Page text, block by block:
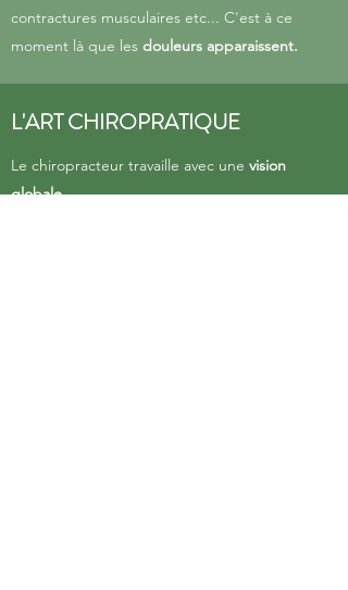
contractures musculaires etc... C'est à ce
moment là que les douleurs apparaissent.
L'ART CHIROPRATIQUE
Le chiropracteur travaille avec une vision
globale.